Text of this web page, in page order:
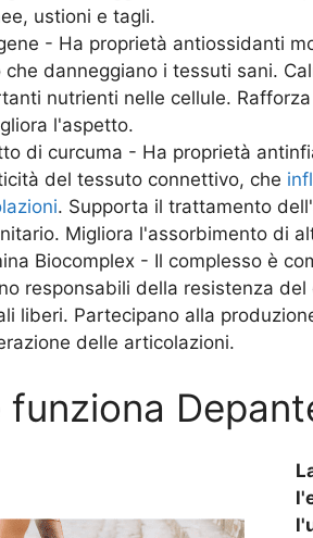
ustioni e tagli.
- Ha proprietà antiossidanti
che danneggiano i tessuti sani.
nutrienti nelle cellule.
l'aspetto.
di curcuma - Ha proprietà
del tessuto connettivo, che
. Supporta il trattamento
Migliora l'assorbimento di
Biocomplex - Il complesso è
responsabili della resistenza
liberi. Partecipano alla
delle articolazioni.
funziona